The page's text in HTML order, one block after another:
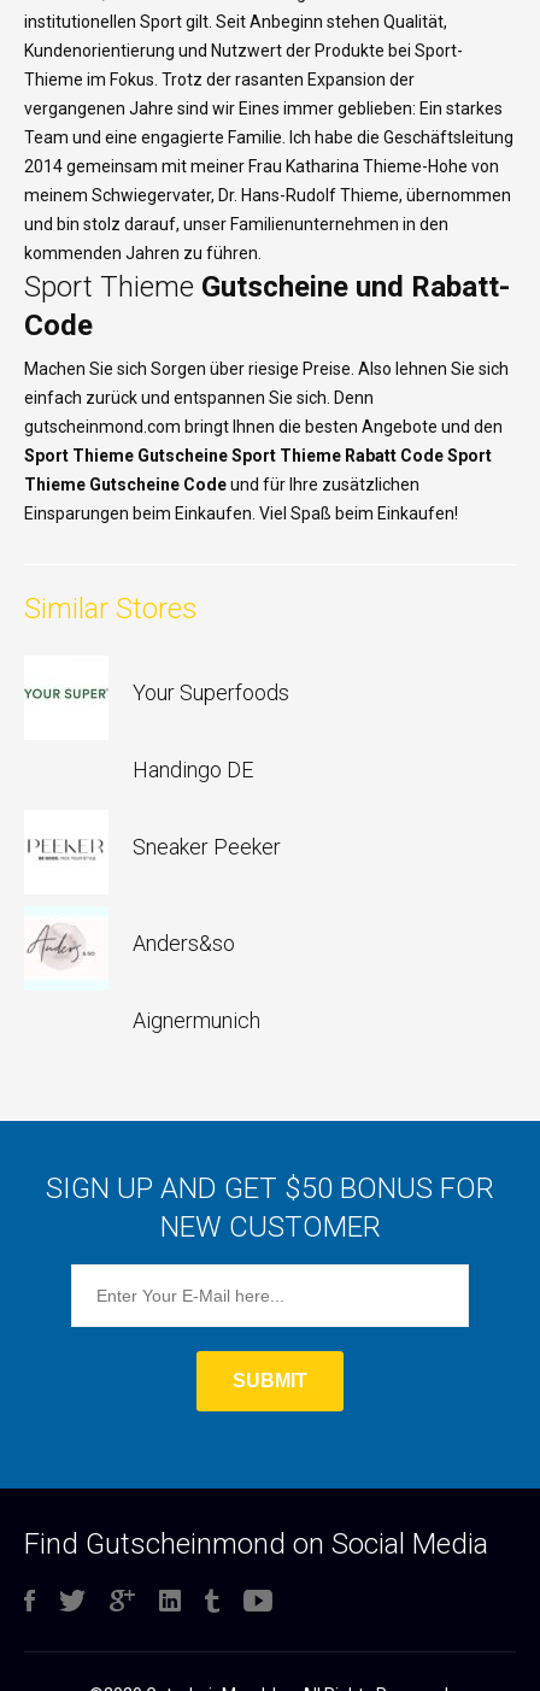
institutionellen Sport gilt. Seit Anbeginn stehen Qualität,
Kundenorientierung und Nutzwert der Produkte bei Sport-
Thieme im Fokus. Trotz der rasanten Expansion der
vergangenen Jahre sind wir Eines immer geblieben: Ein starkes
Team und eine engagierte Familie. Ich habe die Geschäftsleitung
2014 gemeinsam mit meiner Frau Katharina Thieme-Hohe von
meinem Schwiegervater, Dr. Hans-Rudolf Thieme, übernommen
und bin stolz darauf, unser Familienunternehmen in den
kommenden Jahren zu führen.
Sport Thieme Gutscheine und Rabatt-
Code
Machen Sie sich Sorgen über riesige Preise. Also lehnen Sie sich
einfach zurück und entspannen Sie sich. Denn
gutscheinmond.com bringt Ihnen die besten Angebote und den
Sport Thieme Gutscheine Sport Thieme Rabatt Code Sport
Thieme Gutscheine Codeund für Ihre zusätzlichen
Einsparungen beim Einkaufen. Viel Spaß beim Einkaufen!
Similar Stores
Your Superfoods
Handingo DE
Sneaker Peeker
Anders&so
Aignermunich
SIGN UP AND GET $50 BONUS FOR
NEW CUSTOMER
Find Gutscheinmond on Social Media